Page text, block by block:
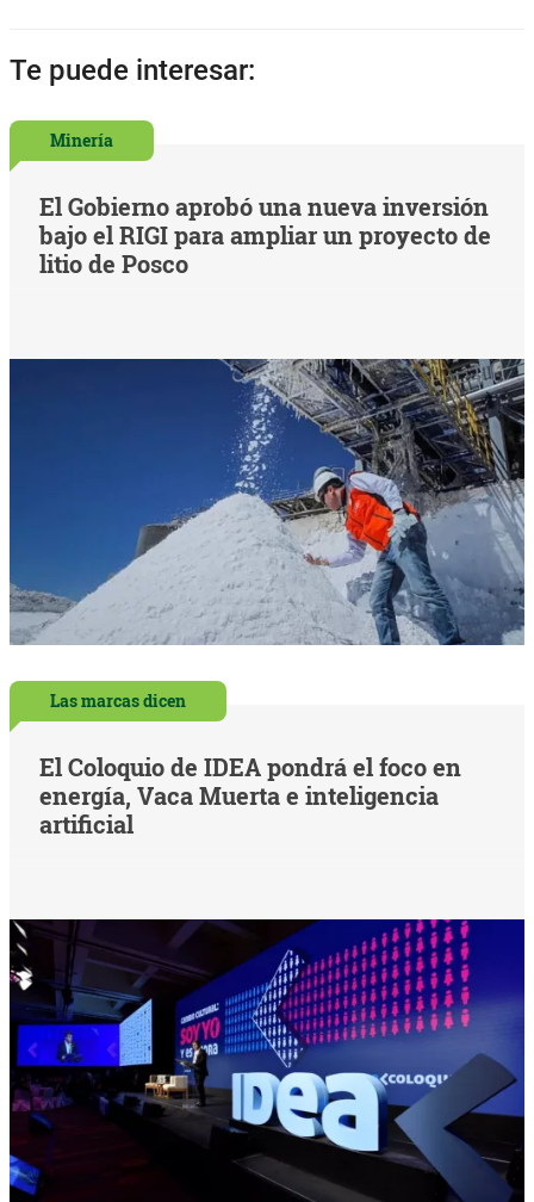
Te puede interesar:
Minería
El Gobierno aprobó una nueva inversión
bajo el RIGI para ampliar un proyecto de
litio de Posco
Las marcas dicen
El Coloquio de IDEA pondrá el foco en
energía, Vaca Muerta e inteligencia
artificial